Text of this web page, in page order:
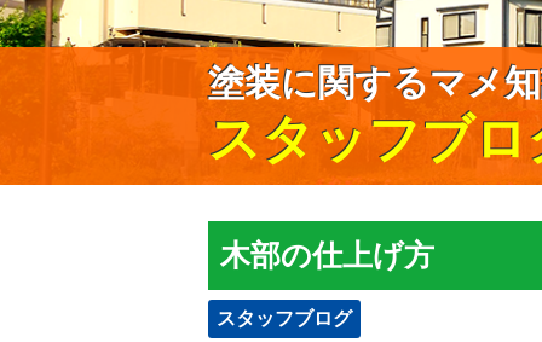
塗装に関するマメ
スタッフブロ
木部の仕上げ方
スタッフブログ